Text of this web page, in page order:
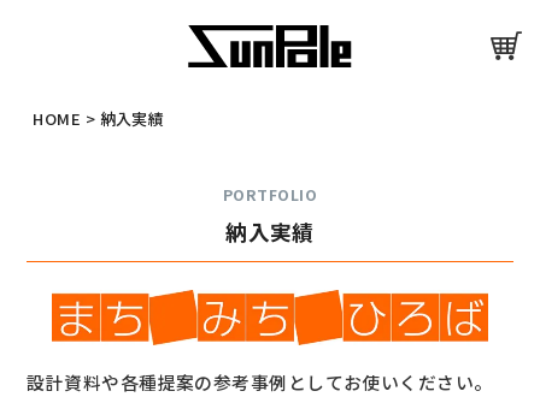
HOME > 納入実績
PORTFOLIO
納入実績
設計資料や各種提案の参考事例としてお使いください。